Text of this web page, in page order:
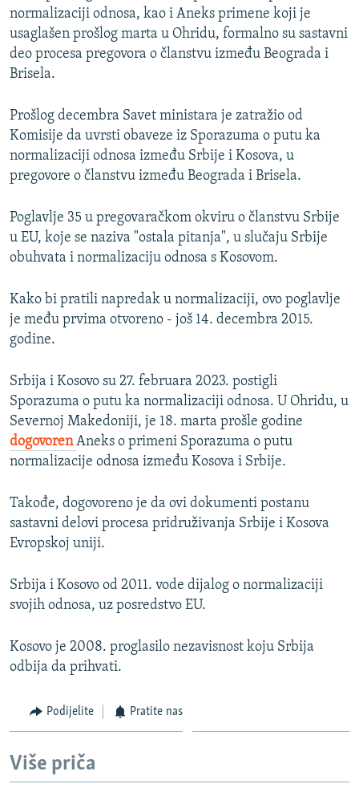
normalizaciji odnosa, kao i Aneks primene koji je
usaglašen prošlog marta u Ohridu, formalno su sastavni
deo procesa pregovora o članstvu između Beograda i
Brisela.
Prošlog decembra Savet ministara je zatražio od
Komisije da uvrsti obaveze iz Sporazuma o putu ka
normalizaciji odnosa između Srbije i Kosova, u
pregovore o članstvu između Beograda i Brisela.
Poglavlje 35 u pregovaračkom okviru o članstvu Srbije
u EU, koje se naziva "ostala pitanja", u slučaju Srbije
obuhvata i normalizaciju odnosa s Kosovom.
Kako bi pratili napredak u normalizaciji, ovo poglavlje
je među prvima otvoreno - još 14. decembra 2015.
godine.
Srbija i Kosovo su 27. februara 2023. postigli
Sporazuma o putu ka normalizaciji odnosa. U Ohridu, u
Severnoj Makedoniji, je 18. marta prošle godine
dogovoren Aneks o primeni Sporazuma o putu
normalizacije odnosa između Kosova i Srbije.
Takođe, dogovoreno je da ovi dokumenti postanu
sastavni delovi procesa pridruživanja Srbije i Kosova
Evropskoj uniji.
Srbija i Kosovo od 2011. vode dijalog o normalizaciji
svojih odnosa, uz posredstvo EU.
Kosovo je 2008. proglasilo nezavisnost koju Srbija
odbija da prihvati.
Podijelite Pratite nas
Više priča